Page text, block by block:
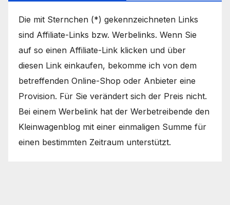
Die mit Sternchen (*) gekennzeichneten Links
sind Affiliate-Links bzw. Werbelinks. Wenn Sie
auf so einen Affiliate-Link klicken und über
diesen Link einkaufen, bekomme ich von dem
betreffenden Online-Shop oder Anbieter eine
Provision. Für Sie verändert sich der Preis nicht.
Bei einem Werbelink hat der Werbetreibende den
Kleinwagenblog mit einer einmaligen Summe für
einen bestimmten Zeitraum unterstützt.